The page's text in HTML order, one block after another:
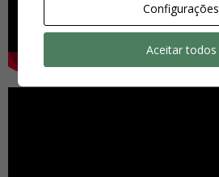
Configurações
Aceitar todos